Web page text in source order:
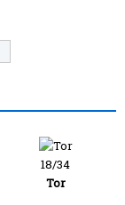
18/34
Tor